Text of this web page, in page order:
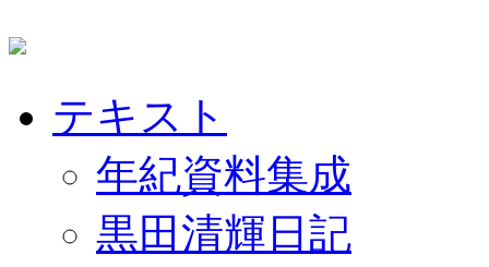
テキスト
年紀資料集成
黒田清輝日記